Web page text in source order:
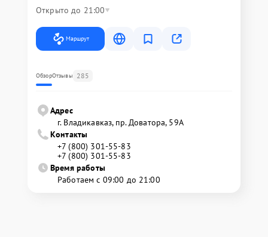
Открыто до 21:00
Маршрут
ОбзорОтзывы 285
Адрес
г. Владикавказ, пр. Доватора, 59А
Контакты
+7 (800) 301-55-83
+7 (800) 301-55-83
Время работы
Работаем с 09:00 до 21:00